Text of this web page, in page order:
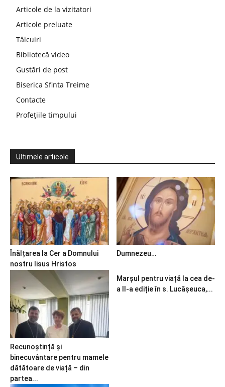
Articole de la vizitatori
Articole preluate
Tâlcuiri
Bibliotecă video
Gustări de post
Biserica Sfinta Treime
Contacte
Profețiile timpului
Ultimele articole
Înălțarea la Cer a Domnului
nostru Iisus Hristos
Dumnezeu…
Recunoștință și
binecuvântare pentru mamele
dătătoare de viață – din
partea...
Marșul pentru viață la cea de-
a II-a ediție în s. Lucășeuca,...